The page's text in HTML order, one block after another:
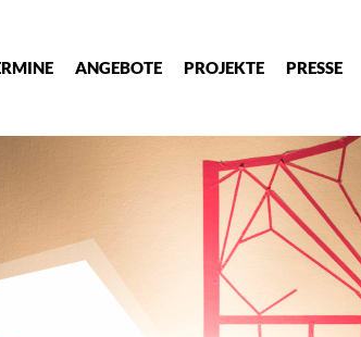
ANGEBOTE PROJEKTE PRESSE